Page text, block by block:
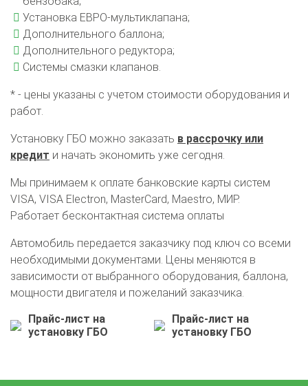
О автосервисе
Отзывы клиентов
Установка ЕВРО-мультиклапана;
Дополнительного баллона;
Дополнительного редуктора;
Системы смазки клапанов.
* - цены указаны с учетом стоимости оборудования и
работ.
Установку ГБО можно заказать в рассрочку или
кредит и начать экономить уже сегодня.
Мы принимаем к оплате банковские карты систем
VISA, VISA Electron, MasterCard, Maestro, МИР.
Работает бесконтактная система оплаты
Автомобиль передается заказчику под ключ со всеми
необходимыми документами. Цены меняются в
зависимости от выбранного оборудования, баллона,
мощности двигателя и пожеланий заказчика.
Прайс-лист на
установку ГБО
Прайс-лист на
установку ГБО